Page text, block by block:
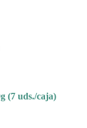
(7 uds./caja)